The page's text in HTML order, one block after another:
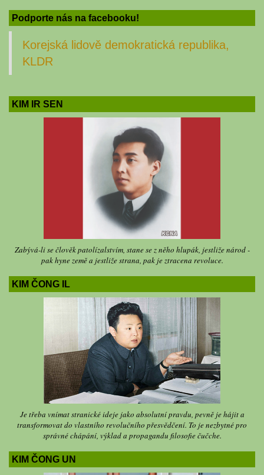
Podporte nás na facebooku!
Korejská lidově demokratická republika,
KLDR
KIM IR SEN
Zabývá-li se člověk patolízalstvím, stane se z něho hlupák, jestliže národ -
pak hyne země a jestliže strana, pak je ztracena revoluce.
KIM ČONG IL
Je třeba vnímat stranické ideje jako absolutní pravdu, pevně je hájit a
transformovat do vlastního revolučního přesvědčení. To je nezbytné pro
správné chápání, výklad a propagandu filosofie čučche.
KIM ČONG UN